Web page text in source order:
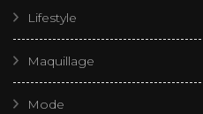
Lifestyle
Maquillage
Mode